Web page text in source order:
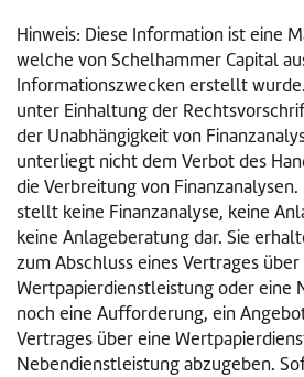
Hinweis: Diese Information ist eine
welche von Schelhammer Capital
Informationszwecken erstellt
unter Einhaltung der
der Unabhängigkeit von
unterliegt nicht dem Verbot des
die Verbreitung von
stellt keine Finanzanalyse, keine
keine Anlageberatung dar. Sie
zum Abschluss eines Vertrages über
Wertpapierdienstleistung oder eine
noch eine Aufforderung, ein
Vertrages über eine
Nebendienstleistung abzugeben.